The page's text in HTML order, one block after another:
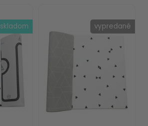
skladom vypredané